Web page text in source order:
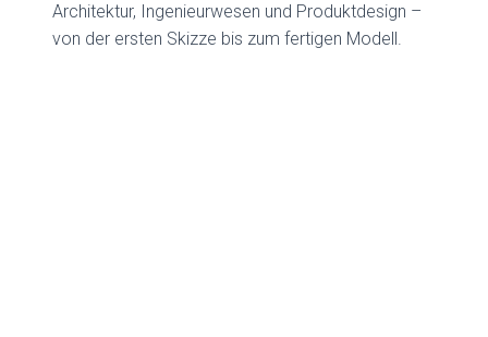
Architektur, Ingenieurwesen und Produktdesign –
von der ersten Skizze bis zum fertigen Modell.